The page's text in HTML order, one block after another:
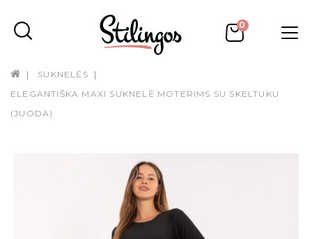
0
SUKNELĖS
ELEGANTIŠKA MAXI SUKNELĖ MOTERIMS SU SKELTUKU
(JUODA)